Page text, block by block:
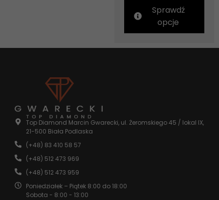
Sprawdź
opcje
Top Diamond Marcin Gwarecki, ul. Żeromskiego 45 / lokal IX,
21-500 Biała Podlaska
(+48) 83 410 58 57
(+48) 512 473 969
(+48) 512 473 959
Poniedziałek – Piątek 8:00 do 18:00
Sobota - 8:00 - 13:00